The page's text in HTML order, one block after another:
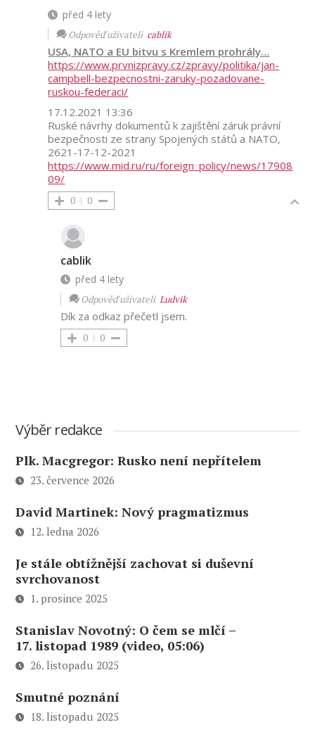
před 4 lety
Odpověď uživateli cablik
USA, NATO a EU bitvu s Kremlem prohrály…
https://www.prvnizpravy.cz/zpravy/politika/jan-
campbell-bezpecnostni-zaruky-pozadovane-
ruskou-federaci/
17.12.2021 13:36
Ruské návrhy dokumentů k zajištění záruk právní
bezpečnosti ze strany Spojených států a NATO,
2621-17-12-2021
https://www.mid.ru/ru/foreign_policy/news/17908
09/
0 0
cablik
před 4 lety
Odpověď uživateliLudvik
Dík za odkaz přečetl jsem.
0 0
Výběr redakce
Plk. Macgregor: Rusko není nepřítelem
23. července 2026
David Martinek: Nový pragmatizmus
12. ledna 2026
Je stále obtížnější zachovat si duševní
svrchovanost
1. prosince 2025
Stanislav Novotný: O čem se mlčí –
17. listopad 1989 (video, 05:06)
26. listopadu 2025
Smutné poznání
18. listopadu 2025